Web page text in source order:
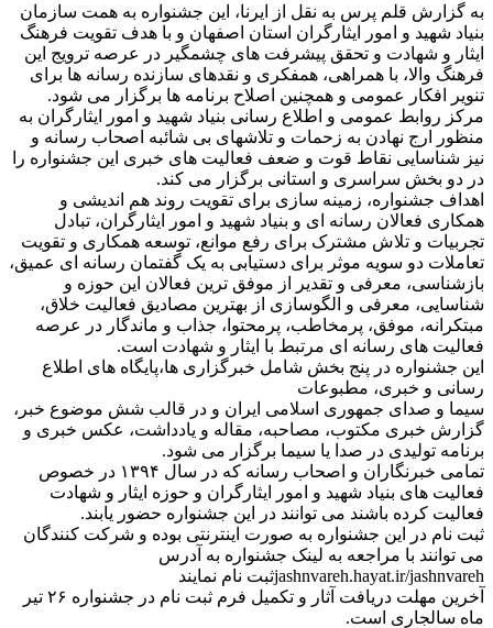
به گزارش قلم پرس به نقل از ایرنا، این جشنواره به همت سازمان
بنیاد شهید و امور ایثارگران استان اصفهان و با هدف تقویت فرهنگ
ایثار و شهادت و تحقق پیشرفت های چشمگیر در عرصه ترویج این
فرهنگ والا، با همراهی، همفکری و نقدهای سازنده رسانه ها برای
تنویر افکار عمومی و همچنین اصلاح برنامه ها برگزار می شود.
مرکز روابط عمومی و اطلاع رسانی بنیاد شهید و امور ایثارگران به
منظور ارج نهادن به زحمات و تلاشهای بی شائبه اصحاب رسانه و
نیز شناسایی نقاط قوت و ضعف فعالیت های خبری این جشنواره را
در دو بخش سراسری و استانی برگزار می کند.
اهداف جشنواره، زمینه سازی برای تقویت روند هم اندیشی و
همکاری فعالان رسانه ای و بنیاد شهید و امور ایثارگران، تبادل
تجربیات و تلاش مشترک برای رفع موانع، توسعه همکاری و تقویت
تعاملات دو سویه موثر برای دستیابی به یک گفتمان رسانه ای عمیق،
بازشناسی، معرفی و تقدیر از موفق ترین فعالان این حوزه و
شناسایی، معرفی و الگوسازی از بهترین مصادیق فعالیت خلاق،
مبتکرانه، موفق، پرمخاطب، پرمحتوا، جذاب و ماندگار در عرصه
فعالیت های رسانه ای مرتبط با ایثار و شهادت است.
این جشنواره در پنج بخش شامل خبرگزاری ها،پایگاه های اطلاع
رسانی و خبری، مطبوعات
سیما و صدای جمهوری اسلامی ایران و در قالب شش موضوع خبر،
گزارش خبری مکتوب، مصاحبه، مقاله و یادداشت، عکس خبری و
برنامه تولیدی در صدا یا سیما برگزار می شود.
تمامی خبرنگاران و اصحاب رسانه که در سال ۱۳۹۴ در خصوص
فعالیت های بنیاد شهید و امور ایثارگران و حوزه ایثار و شهادت
فعالیت کرده باشند می توانند در این جشنواره حضور یابند.
ثبت نام در این جشنواره به صورت اینترنتی بوده و شرکت کنندگان
می توانند با مراجعه به لینک جشنواره به آدرس
jashnvareh.hayat.ir/jashnvarehثبت نام نمایند
آخرین مهلت دریافت آثار و تکمیل فرم ثبت نام در جشنواره ۲۶ تیر
ماه سالجاری است.